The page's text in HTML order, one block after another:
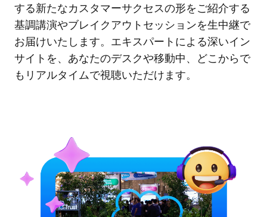
する新たなカスタマーサクセスの形をご紹介する
基調講演やブレイクアウトセッションを生中継で
お届けいたします。エキスパートによる深いイン
サイトを、あなたのデスクや移動中、どこからで
もリアルタイムで視聴いただけます。